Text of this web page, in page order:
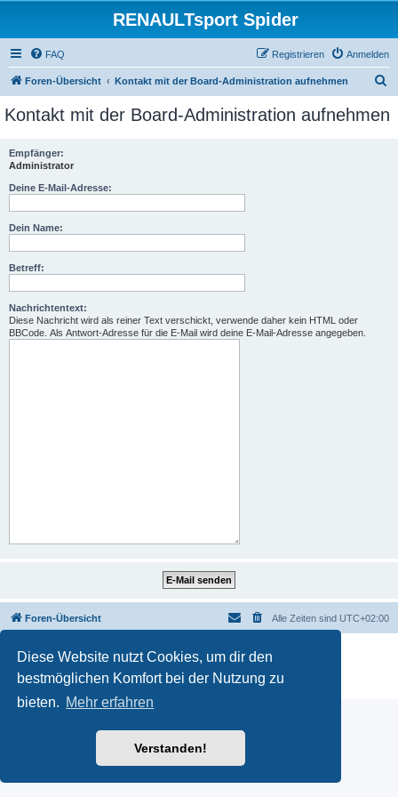
Diese Website nutzt Cookies, um dir den
bestmöglichen Komfort bei der Nutzung zu
bieten. Mehr erfahren
Verstanden!
RENAULTsport Spider
FAQ Anmelden
Registrieren
Foren-Übersicht Kontakt mit der Board-Administration aufnehmen
c
Kontakt mit der Board-Administration aufnehmen
Empfänger:
Administrator
Deine E-Mail-Adresse:
Dein Name:
Betreff:
Nachrichtentext:
Diese Nachricht wird als reiner Text verschickt, verwende daher kein HTML oder
BBCode. Als Antwort-Adresse für die E-Mail wird deine E-Mail-Adresse angegeben.
Foren-Übersicht Alle Zeiten sind UTC+02:00
Powered by phpBB
® Forum Software © phpBB Limited
Deutsche Übersetzung durch
Datenschutz|Nutzungsbedingungen